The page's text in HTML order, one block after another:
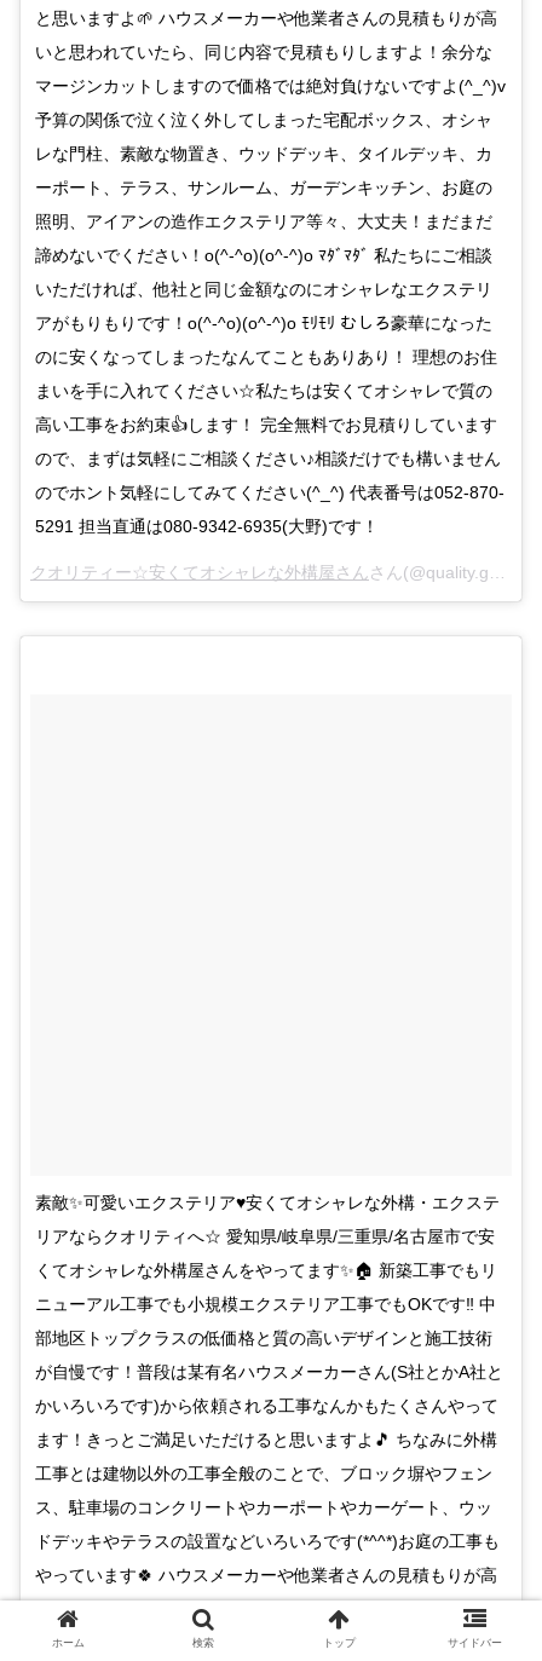
と思いますよ🌱 ハウスメーカーや他業者さんの見積もりが高
いと思われていたら、同じ内容で見積もりしますよ！余分な
マージンカットしますので価格では絶対負けないですよ(^_^)v
予算の関係で泣く泣く外してしまった宅配ボックス、オシャ
レな門柱、素敵な物置き、ウッドデッキ、タイルデッキ、カ
ーポート、テラス、サンルーム、ガーデンキッチン、お庭の
照明、アイアンの造作エクステリア等々、大丈夫！まだまだ
諦めないでください！o(^-^o)(o^-^)o ﾏﾀﾞﾏﾀﾞ 私たちにご相談
いただければ、他社と同じ金額なのにオシャレなエクステリ
アがもりもりです！o(^-^o)(o^-^)o ﾓﾘﾓﾘ むしろ豪華になった
のに安くなってしまったなんてこともありあり！ 理想のお住
まいを手に入れてください☆私たちは安くてオシャレで質の
高い工事をお約束👍します！ 完全無料でお見積りしています
ので、まずは気軽にご相談ください♪相談だけでも構いません
のでホント気軽にしてみてください(^_^) 代表番号は052-870-
5291 担当直通は080-9342-6935(大野)です！
クオリティー☆安くてオシャレな外構屋さんさん(@quality.gaikou.in)がシェアした投稿 –
素敵✨可愛いエクステリア♥安くてオシャレな外構・エクステ
リアならクオリティへ☆ 愛知県/岐阜県/三重県/名古屋市で安
くてオシャレな外構屋さんをやってます✨🏠 新築工事でもリ
ニューアル工事でも小規模エクステリア工事でもOKです‼ 中
部地区トップクラスの低価格と質の高いデザインと施工技術
が自慢です！普段は某有名ハウスメーカーさん(S社とかA社と
かいろいろです)から依頼される工事なんかもたくさんやって
ます！きっとご満足いただけると思いますよ🎵 ちなみに外構
工事とは建物以外の工事全般のことで、ブロック塀やフェン
ス、駐車場のコンクリートやカーポートやカーゲート、ウッ
ドデッキやテラスの設置などいろいろです(*^^*)お庭の工事も
やっています🍀 ハウスメーカーや他業者さんの見積もりが高
いと思われていたら、同じ内容で見積もりしますよ！余分な
マージンカットしますので価格では絶対負けないですよ(^_^)v
ホーム 検索 トップ サイドバー